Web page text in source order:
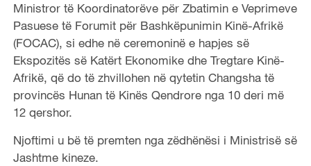
Ministror të Koordinatorëve për Zbatimin e Veprimeve
Pasuese të Forumit për Bashkëpunimin Kinë-Afrikë
(FOCAC), si edhe në ceremoninë e hapjes së
Ekspozitës së Katërt Ekonomike dhe Tregtare Kinë-
Afrikë, që do të zhvillohen në qytetin Changsha të
provincës Hunan të Kinës Qendrore nga 10 deri më
12 qershor.
Njoftimi u bë të premten nga zëdhënësi i Ministrisë së
Jashtme kineze.